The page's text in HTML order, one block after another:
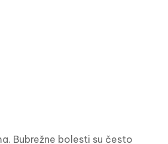
Bubrežne bolesti su često